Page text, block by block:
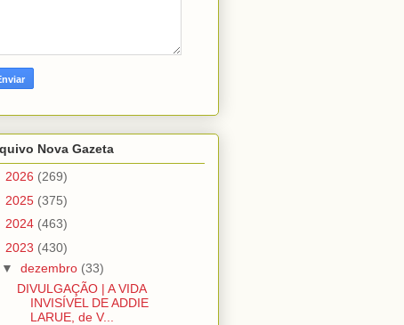
Nova Gazeta
2026 (269)
2025 (375)
2024 (463)
2023 (430)
▼ dezembro (33)
DIVULGAÇÃO | A VIDA
INVISÍVEL DE ADDIE
LARUE, de V...